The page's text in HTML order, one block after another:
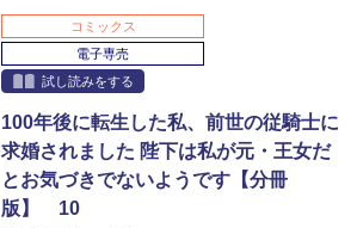
コミックス
電子専売
試し読みをする
100年後に転生した私、前世の従騎士に
求婚されました 陛下は私が元・王女だ
とお気づきでないようです【分冊
版】 10